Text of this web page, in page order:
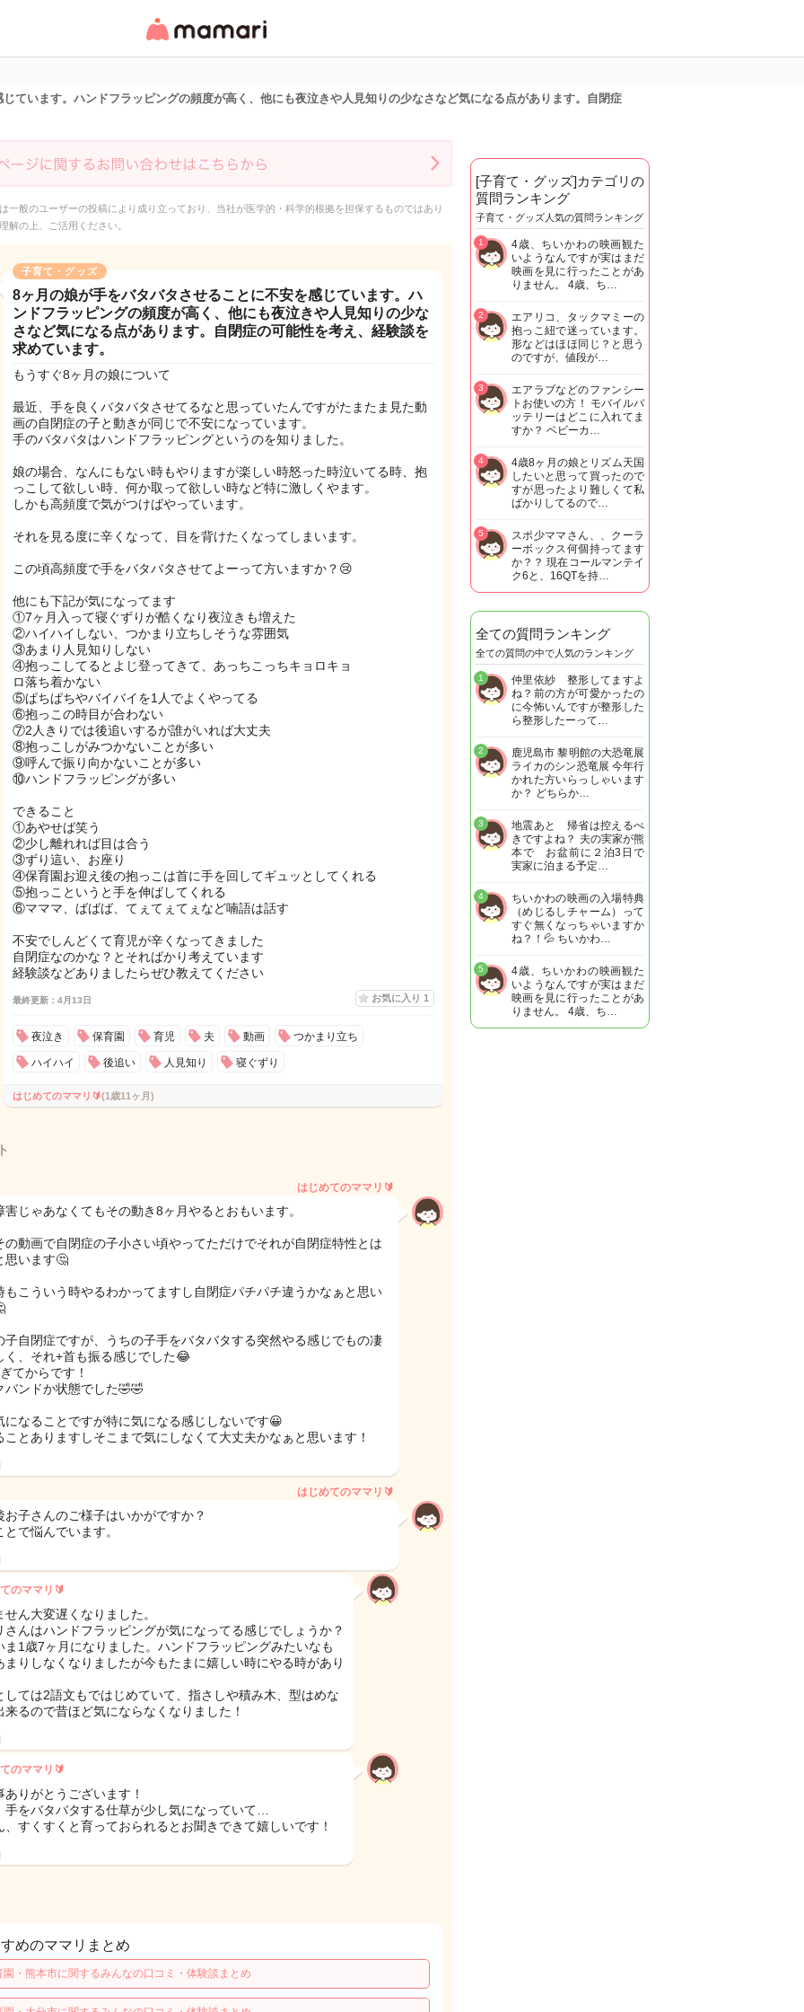
リ・情報サイト
ています。ハンドフラッピングの頻度が高く、他にも夜泣きや人見知りの少なさなど気になる点があります。自閉症
一般のユーザーの投稿により成り立っており、当社が医学的・科学的根拠を担保するものではあり
解の上、ご活用ください。
子育て・グッズ
8ヶ月の娘が手をバタバタさせることに不安を感じています。ハ
ンドフラッピングの頻度が高く、他にも夜泣きや人見知りの少な
さなど気になる点があります。自閉症の可能性を考え、経験談を
求めています。
もうすぐ8ヶ月の娘について
最近、手を良くバタバタさせてるなと思っていたんですがたまたま見た動
画の自閉症の子と動きが同じで不安になっています。
手のバタバタはハンドフラッピングというのを知りました。
娘の場合、なんにもない時もやりますが楽しい時怒った時泣いてる時、抱
っこして欲しい時、何か取って欲しい時など特に激しくやます。
しかも高頻度で気がつけばやっています。
それを見る度に辛くなって、目を背けたくなってしまいます。
この頃高頻度で手をバタバタさせてよーって方いますか？😢
他にも下記が気になってます
①7ヶ月入って寝ぐずりが酷くなり夜泣きも増えた
②ハイハイしない、つかまり立ちしそうな雰囲気
③あまり人見知りしない
④抱っこしてるとよじ登ってきて、あっちこっちキョロキョ
ロ落ち着かない
⑤ぱちぱちやバイバイを1人でよくやってる
⑥抱っこの時目が合わない
⑦2人きりでは後追いするが誰がいれば大丈夫
⑧抱っこしがみつかないことが多い
⑨呼んで振り向かないことが多い
⑩ハンドフラッピングが多い
できること
①あやせば笑う
②少し離れれば目は合う
③ずり這い、お座り
④保育園お迎え後の抱っこは首に手を回してギュッとしてくれる
⑤抱っこというと手を伸ばしてくれる
⑥マママ、ばばば、てぇてぇてぇなど喃語は話す
不安でしんどくて育児が辛くなってきました
自閉症なのかな？とそればかり考えています
経験談などありましたらぜひ教えてください
最終更新：4月13日 お気に入り 1
夜泣き 保育園 育児 夫 動画 つかまり立ち
ハイハイ 後追い 人見知り 寝ぐずり
はじめてのママリ🔰(1歳11ヶ月)
はじめてのママリ🔰
害じゃあなくてもその動き8ヶ月やるとおもいます。
の動画で自閉症の子小さい頃やってただけでそれが自閉症特性とは
思います🤔
もこういう時やるわかってますし自閉症パチパチ違うかなぁと思い
子自閉症ですが、うちの子手をバタバタする突然やる感じでもの凄
く、それ+首も振る感じでした😂
てからです！
バンドか状態でした🤣🤣
になることですが特に気になる感じしないです😀
ことありますしそこまで気にしなくて大丈夫かなぁと思います！
はじめてのママリ🔰
お子さんのご様子はいかがですか？
とで悩んでいます。
のママリ🔰
せん大変遅くなりました。
さんはハンドフラッピングが気になってる感じでしょうか？
ま1歳7ヶ月になりました。ハンドフラッピングみたいなも
まりしなくなりましたが今もたまに嬉しい時にやる時があり
しては2語文もではじめていて、指さしや積み木、型はめな
来るので昔ほど気にならなくなりました！
のママリ🔰
ありがとうございます！
手をバタバタする仕草が少し気になっていて…
、すくすくと育っておられるとお聞きできて嬉しいです！
めのママリまとめ
園・熊本市に関するみんなの口コミ・体験談まとめ
[子育て・グッズ]カテゴリの
質問ランキング
子育て・グッズ人気の質問ランキング
4歳、ちいかわの映画観た
いようなんですが実はまだ
映画を見に行ったことがあ
りません。 4歳、ち…
1
エアリコ、タックマミーの
抱っこ紐で迷っています。
形などはほほ同じ？と思う
のですが、値段が…
2
エアラブなどのファンシー
トお使いの方！ モバイルバ
ッテリーはどこに入れてま
すか？ ベビーカ…
3
4歳8ヶ月の娘とリズム天国
したいと思って買ったので
すが思ったより難しくて私
ばかりしてるので…
4
スポ少ママさん、、クーラ
ーボックス何個持ってます
か？？ 現在コールマンテイ
ク6と、16QTを持…
5
全ての質問ランキング
全ての質問の中で人気のランキング
仲里依紗 整形してますよ
ね？前の方が可愛かったの
に今怖いんですが整形した
ら整形したーって…
1
鹿児島市 黎明館の大恐竜展
ライカのシン恐竜展 今年行
かれた方いらっしゃいます
か？ どちらか…
2
地震あと 帰省は控えるべ
きですよね？ 夫の実家が熊
本で お盆前に２泊3日で
実家に泊まる予定…
3
ちいかわの映画の入場特典
（めじるしチャーム）って
すぐ無くなっちゃいますか
ね？！💦 ちいかわ…
4
4歳、ちいかわの映画観た
いようなんですが実はまだ
映画を見に行ったことがあ
りません。 4歳、ち…
5